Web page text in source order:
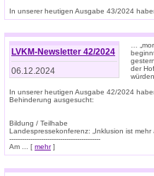
In unserer heutigen Ausgabe 43/2024
LVKM-Newsletter 42/2024
06.12.2024
…
der
In unserer heutigen Ausgabe 42/2024
Behinderung ausgesucht:
Bildung / Teilhabe
Landespressekonferenz: „Inklusion ist mehr
-------------------------------------------
Am ... [ mehr]